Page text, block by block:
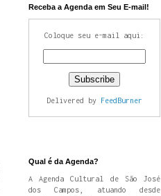
Receba a Agenda em Seu E-mail!
Coloque seu e-mail aqui:
Delivered by FeedBurner
Qual é da Agenda?
A Agenda Cultural de São José
dos Campos, atuando desde